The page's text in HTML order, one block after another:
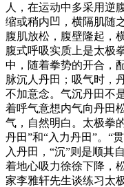
人，在运动中多采用逆
缩或稍内凹，横隔肌随
腹肌放松，腹壁隆起，
腹式呼吸实质上是太极
中，随着拳势的开合，
脉沉人丹田；吸气时，
不加意念。气沉丹田不
着呼气意想内气向丹田
气，自然明白。太极拳
丹田”和“入力丹田”。“
入丹田，“沉”则是顺其
着地心吸力徐徐下降，
家李雅轩先生谈练习太